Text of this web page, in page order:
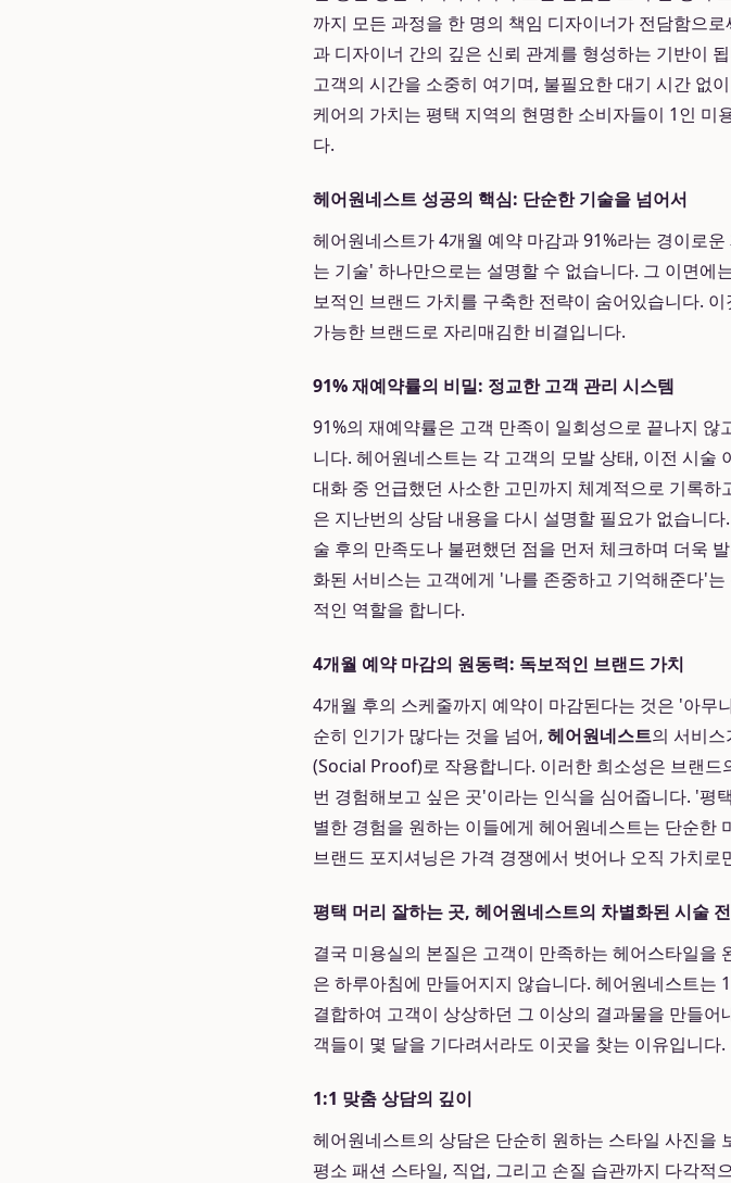
까지 모든 과정을 한 명의 책임 디자이너가 전담함으
과 디자이너 간의 깊은 신뢰 관계를 형성하는 기반이
고객의 시간을 소중히 여기며, 불필요한 대기 시간 없
케어의 가치는 평택 지역의 현명한 소비자들이 1인
다.
헤어원네스트 성공의 핵심: 단순한 기술을 넘어서
헤어원네스트가 4개월 예약 마감과 91%라는 경이로
는 기술' 하나만으로는 설명할 수 없습니다. 그 이면에
보적인 브랜드 가치를 구축한 전략이 숨어있습니다. 이
가능한 브랜드로 자리매김한 비결입니다.
91% 재예약률의 비밀: 정교한 고객 관리 시스템
91%의 재예약률은 고객 만족이 일회성으로 끝나지
니다. 헤어원네스트는 각 고객의 모발 상태, 이전 시술
대화 중 언급했던 사소한 고민까지 체계적으로 기록
은 지난번의 상담 내용을 다시 설명할 필요가 없습니
술 후의 만족도나 불편했던 점을 먼저 체크하며 더욱
화된 서비스는 고객에게 '나를 존중하고 기억해준다'
적인 역할을 합니다.
4개월 예약 마감의 원동력: 독보적인 브랜드 가치
4개월 후의 스케줄까지 예약이 마감된다는 것은 '아
순히 인기가 많다는 것을 넘어, 헤어원네스트의 서비
(Social Proof)로 작용합니다. 이러한 희소성은 브랜
번 경험해보고 싶은 곳'이라는 인식을 심어줍니다. '평
별한 경험을 원하는 이들에게 헤어원네스트는 단순
브랜드 포지셔닝은 가격 경쟁에서 벗어나 오직 가치
평택 머리 잘하는 곳, 헤어원네스트의 차별화된 시술
결국 미용실의 본질은 고객이 만족하는 헤어스타일을
은 하루아침에 만들어지지 않습니다. 헤어원네스트는
결합하여 고객이 상상하던 그 이상의 결과물을 만들
객들이 몇 달을 기다려서라도 이곳을 찾는 이유입니다.
1:1 맞춤 상담의 깊이
헤어원네스트의 상담은 단순히 원하는 스타일 사진을
평소 패션 스타일, 직업, 그리고 손질 습관까지 다각적